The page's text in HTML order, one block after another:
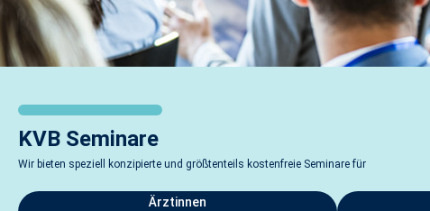
KVB Seminare
Wir bieten speziell konzipierte und größtenteils kostenfreie Seminare für
Ärztinnen